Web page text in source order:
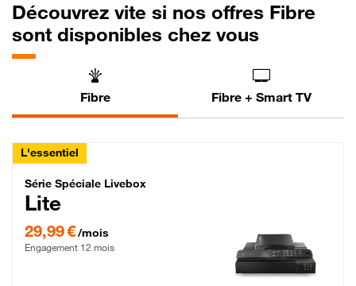
Découvrez vite si nos offres Fibre
sont disponibles chez vous
Fibre Fibre + Smart TV
L'essentiel
Série Spéciale Livebox Lite Fibre
Série Spéciale Livebox
Lite
29,99 €/mois
Engagement 12 mois